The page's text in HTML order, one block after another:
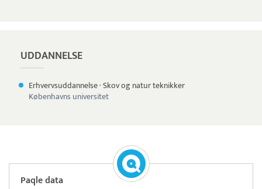
UDDANNELSE
Erhvervsuddannelse·Skov og natur teknikker
Københavns universitet
Paqle data